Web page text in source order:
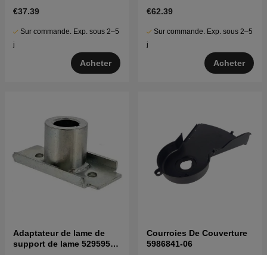
€37.39
Sur commande. Exp. sous 2–5
j
Acheter
€62.39
Sur commande. Exp. sous 2–5
j
Acheter
Adaptateur de lame de
support de lame 5295950-
Courroies De Couverture
5986841-06